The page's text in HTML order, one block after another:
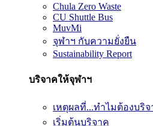
Chula Zero Waste
CU Shuttle Bus
MuvMi
จุฬาฯ กับความยั่งยืน
Sustainability Report
บริจาคให้จุฬาฯ
เหตุผลที่...ทำไมต้องบริ
เริ่มต้นบริจาค